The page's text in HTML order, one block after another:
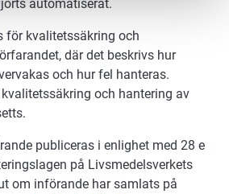
automatiserat.
för kvalitetssäkring och
där det beskrivs hur
och hur fel hanteras.
och hantering av
publiceras i enlighet med 28 e
på Livsmedelsverkets
om införande har samlats på